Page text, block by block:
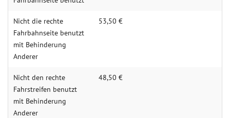
Nicht die rechte
Fahrbahnseite benutzt
mit Behinderung
Anderer
53,50 €
Nicht den rechte
Fahrstreifen benutzt
mit Behinderung
Anderer
48,50 €